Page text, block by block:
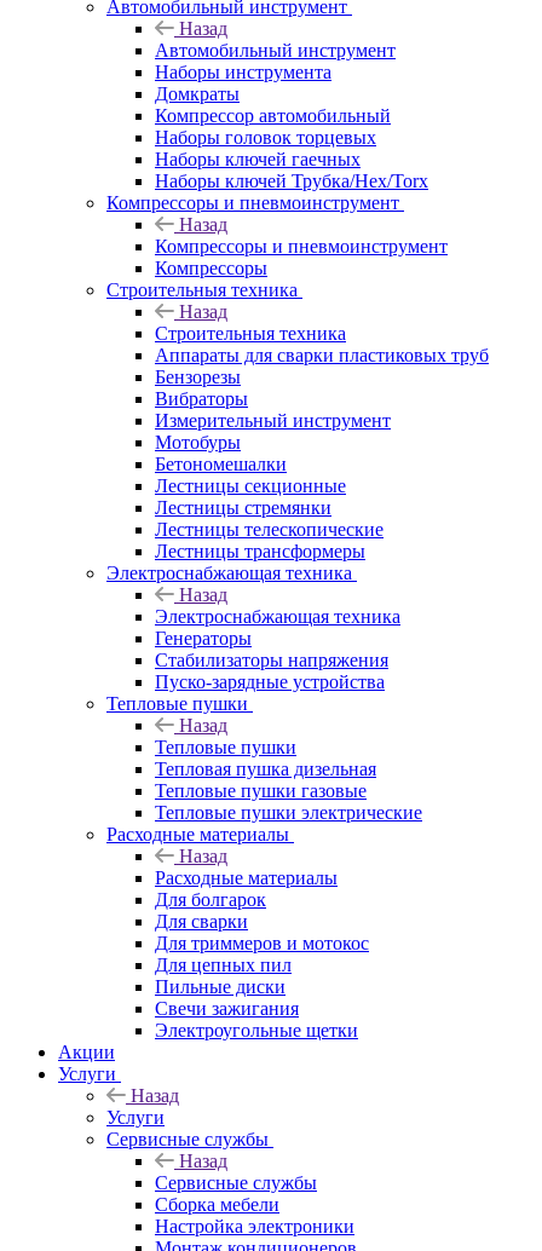
Автомобильный инструмент
Назад
Автомобильный инструмент
Наборы инструмента
Домкраты
Компрессор автомобильный
Наборы головок торцевых
Наборы ключей гаечных
Наборы ключей Трубка/Hex/Torx
Компрессоры и пневмоинструмент
Назад
Компрессоры и пневмоинструмент
Компрессоры
Строительныя техника
Назад
Строительныя техника
Аппараты для сварки пластиковых труб
Бензорезы
Вибраторы
Измерительный инструмент
Мотобуры
Бетономешалки
Лестницы секционные
Лестницы стремянки
Лестницы телескопические
Лестницы трансформеры
Электроснабжающая техника
Назад
Электроснабжающая техника
Генераторы
Стабилизаторы напряжения
Пуско-зарядные устройства
Тепловые пушки
Назад
Тепловые пушки
Тепловая пушка дизельная
Тепловые пушки газовые
Тепловые пушки электрические
Расходные материалы
Назад
Расходные материалы
Для болгарок
Для сварки
Для триммеров и мотокос
Для цепных пил
Пильные диски
Свечи зажигания
Электроугольные щетки
Акции
Услуги
Назад
Услуги
Сервисные службы
Назад
Сервисные службы
Сборка мебели
Настройка электроники